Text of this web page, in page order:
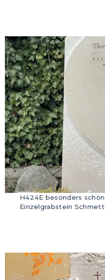
H424E besonders
Einzelgrabstein